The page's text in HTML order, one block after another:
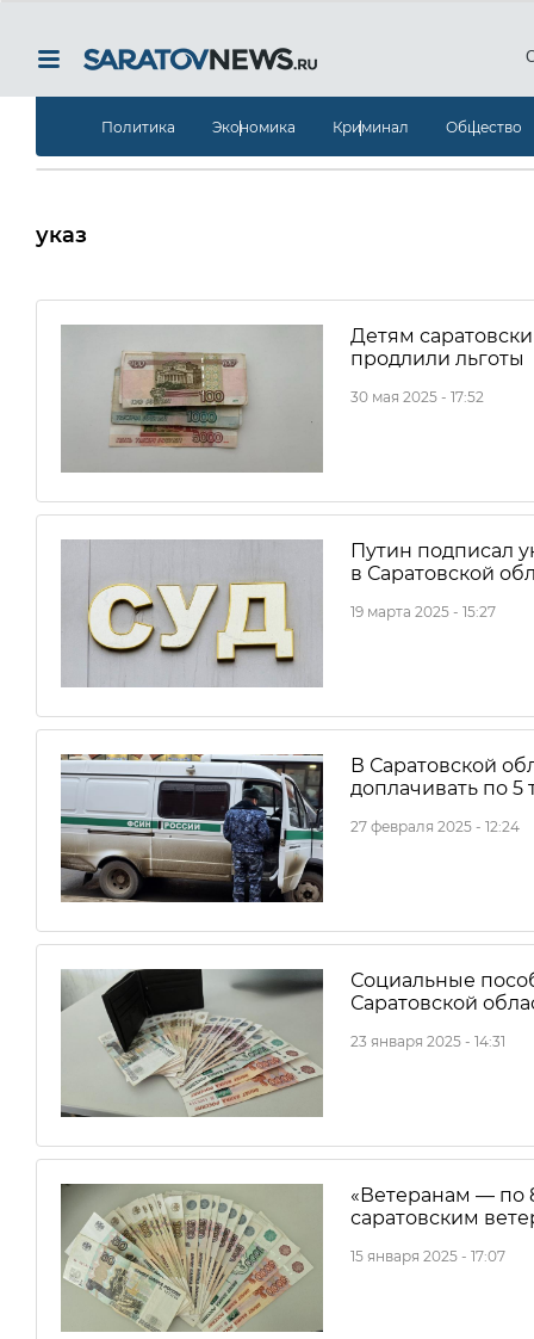
Политика Экономика Криминал Общество
указ
Детям
продлили льготы
30 мая 2025 - 17:52
Путин подписал
в Саратовской
19 марта 2025 - 15:27
В Саратовской
доплачивать по 5
27 февраля 2025 - 12:24
Социальные
Саратовской
23 января 2025 - 14:31
«Ветеранам — по
саратовским
15 января 2025 - 17:07